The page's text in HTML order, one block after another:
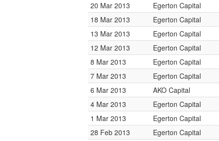
20 Mar 2013
Egerton Capital
18 Mar 2013
Egerton Capital
13 Mar 2013
Egerton Capital
12 Mar 2013
Egerton Capital
8 Mar 2013
Egerton Capital
7 Mar 2013
Egerton Capital
6 Mar 2013
AKO Capital
4 Mar 2013
Egerton Capital
1 Mar 2013
Egerton Capital
28 Feb 2013
Egerton Capital